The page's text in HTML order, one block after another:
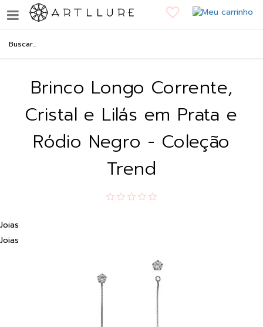
Brinco Longo Corrente,
Cristal e Lilás em Prata e
Ródio Negro - Coleção
Trend
Joias
Joias